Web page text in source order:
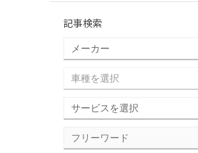
記事検索